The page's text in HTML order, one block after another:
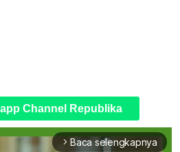
Channel Republika
arrow_forward_ios Baca selengkapnya